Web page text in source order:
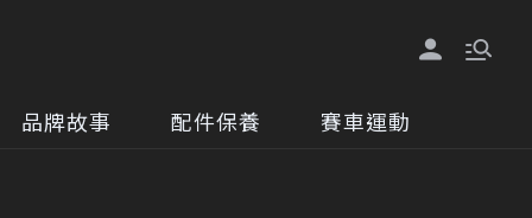
品牌故事 配件保養 賽車運動